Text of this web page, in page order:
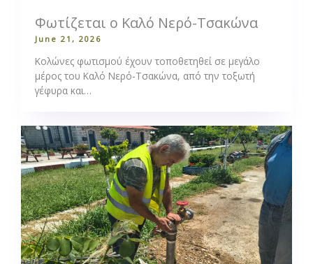
Φωτίζεται ο Καλό Νερό-Τσακώνα
June 21, 2026
Κολώνες φωτισμού έχουν τοποθετηθεί σε μεγάλο
μέρος του Καλό Νερό-Τσακώνα, από την τοξωτή
γέφυρα και…